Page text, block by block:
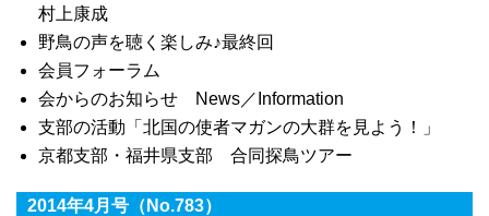
村上康成
野鳥の声を聴く楽しみ♪最終回
会員フォーラム
会からのお知らせ News／Information
支部の活動「北国の使者マガンの大群を見よう！」
京都支部・福井県支部 合同探鳥ツアー
2014年4月号（No.783）